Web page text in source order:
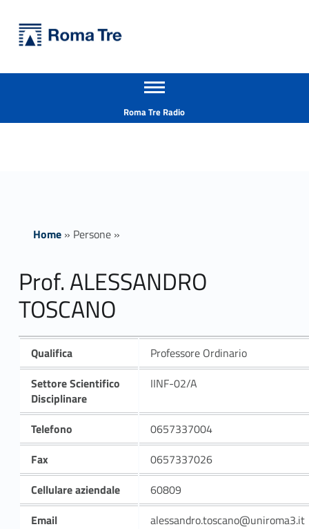
Prof. ALESSANDRO TOSCANO - Università Roma Tre
Apri il menu secondario
Roma Tre Radio
Home» Persone»
Prof. ALESSANDRO
TOSCANO
Qualifica
Professore Ordinario
Settore Scientifico
Disciplinare
IINF-02/A
Telefono
0657337004
Fax
0657337026
Cellulare aziendale
60809
Email
alessandro.toscano@uniroma3.it